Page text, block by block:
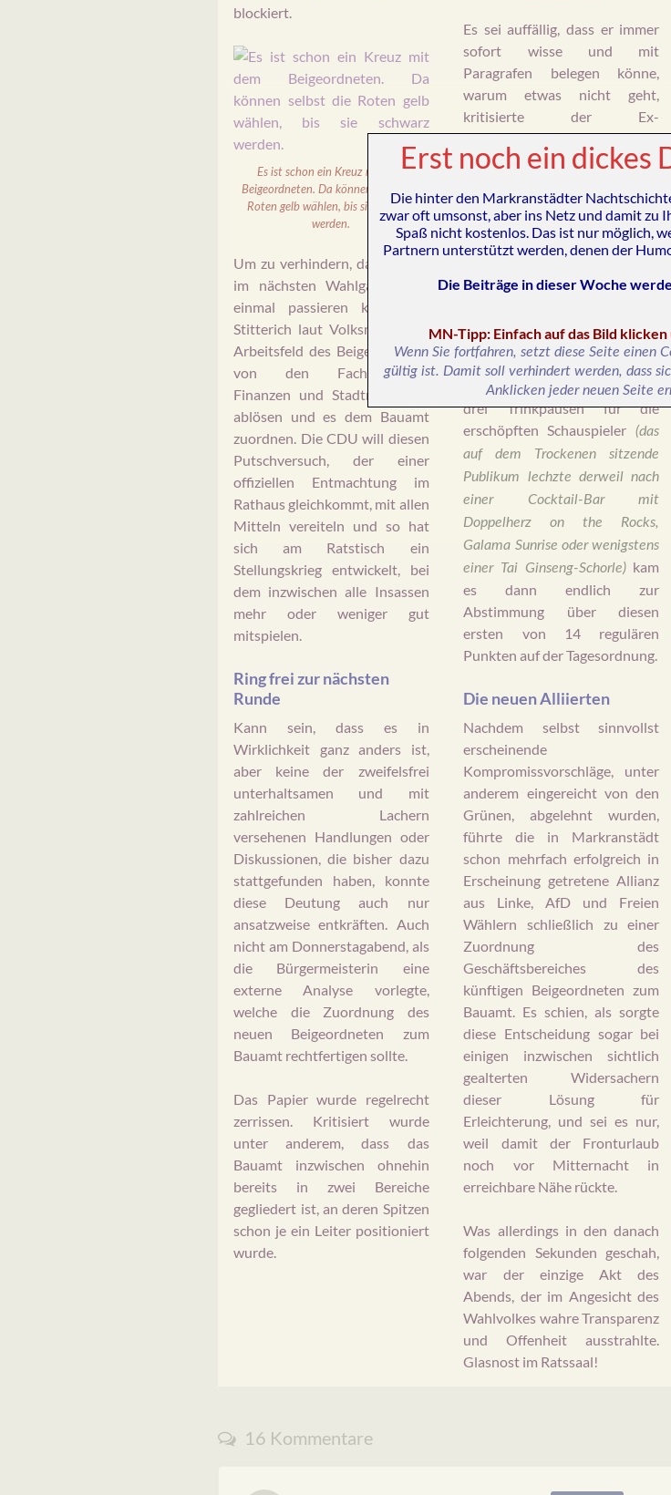
blockiert.
Es ist schon ein Kreuz mit dem
Beigeordneten. Da können selbst die
Roten gelb wählen, bis sie schwarz
werden.
Um zu verhindern, dass sowas
im nächsten Wahlgang noch
einmal passieren kann, will
Stitterich laut Volksmund das
Arbeitsfeld des Beigeordneten
von den Fachbereichen
Finanzen und Stadtmarketing
ablösen und es dem Bauamt
zuordnen. Die CDU will diesen
Putschversuch, der einer
offiziellen Entmachtung im
Rathaus gleichkommt, mit allen
Mitteln vereiteln und so hat
sich am Ratstisch ein
Stellungskrieg entwickelt, bei
dem inzwischen alle Insassen
mehr oder weniger gut
mitspielen.
Ring frei zur nächsten
Runde
Kann sein, dass es in
Wirklichkeit ganz anders ist,
aber keine der zweifelsfrei
unterhaltsamen und mit
zahlreichen Lachern
versehenen Handlungen oder
Diskussionen, die bisher dazu
stattgefunden haben, konnte
diese Deutung auch nur
ansatzweise entkräften. Auch
nicht am Donnerstagabend, als
die Bürgermeisterin eine
externe Analyse vorlegte,
welche die Zuordnung des
neuen Beigeordneten zum
Bauamt rechtfertigen sollte.
Das Papier wurde regelrecht
zerrissen. Kritisiert wurde
unter anderem, dass das
Bauamt inzwischen ohnehin
bereits in zwei Bereiche
gegliedert ist, an deren Spitzen
schon je ein Leiter positioniert
wurde.
Es sei auffällig, dass er immer
sofort wisse und mit
Paragrafen belegen könne,
warum etwas nicht geht,
kritisierte der Ex-
Bürgermeister.
allen Belangen schneller
ihnen wenigstens ab und zu
auch mal erfahren würden, wie
etwas, das uns weiter bringt,
Es folgten Versuche von
Nach zwei Stunden und zehn
Minuten, unterbrochen von
drei Trinkpausen für die
erschöpften Schauspieler (das
auf dem Trockenen sitzende
Publikum lechzte derweil nach
einer Cocktail-Bar mit
Doppelherz on the Rocks,
Galama Sunrise oder wenigstens
einer Tai Ginseng-Schorle) kam
es dann endlich zur
Abstimmung über diesen
ersten von 14 regulären
Punkten auf der Tagesordnung.
Die neuen Alliierten
Nachdem selbst sinnvollst
erscheinende
Kompromissvorschläge, unter
anderem eingereicht von den
Grünen, abgelehnt wurden,
führte die in Markranstädt
schon mehrfach erfolgreich in
Erscheinung getretene Allianz
aus Linke, AfD und Freien
Wählern schließlich zu einer
Zuordnung des
Geschäftsbereiches des
künftigen Beigeordneten zum
Bauamt. Es schien, als sorgte
diese Entscheidung sogar bei
einigen inzwischen sichtlich
gealterten Widersachern
dieser Lösung für
Erleichterung, und sei es nur,
weil damit der Fronturlaub
noch vor Mitternacht in
erreichbare Nähe rückte.
Was allerdings in den danach
folgenden Sekunden geschah,
war der einzige Akt des
Abends, der im Angesicht des
Wahlvolkes wahre Transparenz
und Offenheit ausstrahlte.
Glasnost im Ratssaal!
16 Kommentare
Erst noch ein dickes
Die hinter den Markranstädter
zwar oft umsonst, aber ins Netz und damit zu
Spaß nicht kostenlos. Das ist nur möglich,
Partnern unterstützt werden, denen der
Die Beiträge in dieser Woche
MN-Tipp: Einfach auf das Bild
Wenn Sie fortfahren, setzt diese Seite einen
gültig ist. Damit soll verhindert werden, dass
Anklicken jeder neuen Seite